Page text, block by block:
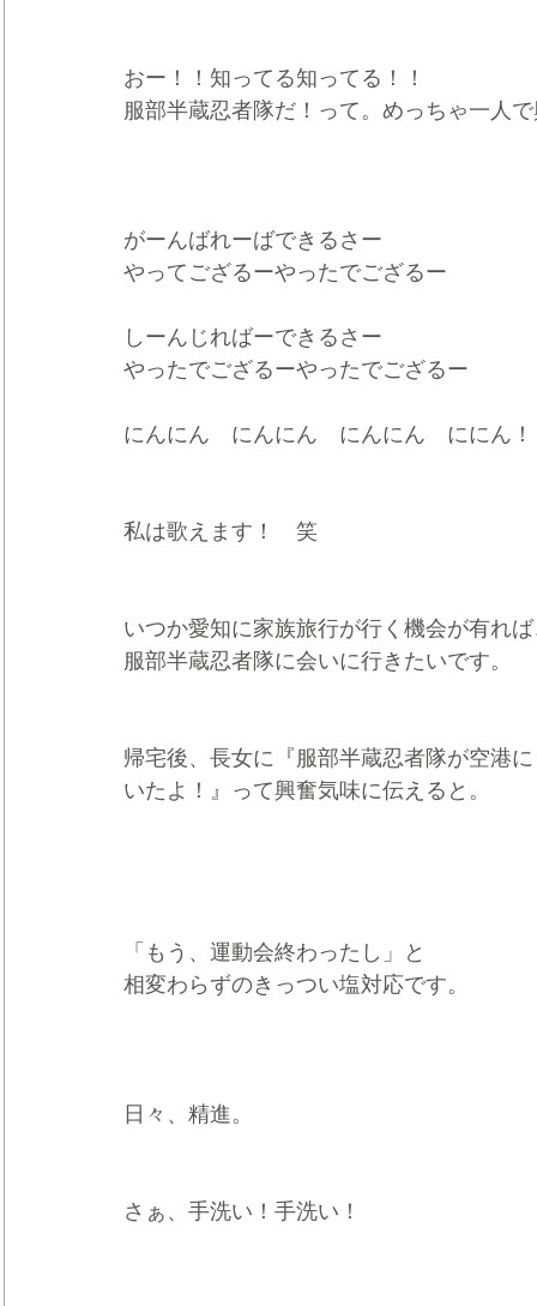
おー！！知ってる知ってる！！
服部半蔵忍者隊だ！って。めっちゃ一人
がーんばれーばできるさー
やってござるーやったでござるー
しーんじればーできるさー
やったでござるーやったでござるー
にんにん　にんにん　にんにん　ににん！
私は歌えます！　笑
いつか愛知に家族旅行が行く機会が有れ
服部半蔵忍者隊に会いに行きたいです。
帰宅後、長女に『服部半蔵忍者隊が空港に
いたよ！』って興奮気味に伝えると。
「もう、運動会終わったし」と
相変わらずのきっつい塩対応です。
日々、精進。
さぁ、手洗い！手洗い！